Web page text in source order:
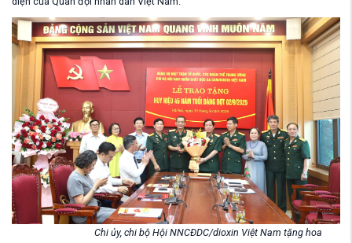
Chi ủy, chi bộ Hội NNCĐDC/dioxin Việt Nam tặng hoa